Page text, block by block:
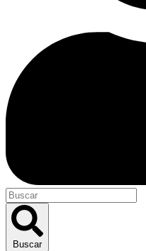
Buscar